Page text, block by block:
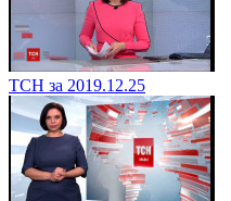
ТСН за 2019.12.25